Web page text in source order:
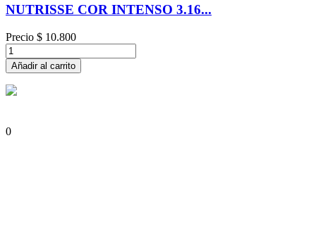
NUTRISSE COR INTENSO 3.16...
Precio $ 10.800
Añadir al carrito
0